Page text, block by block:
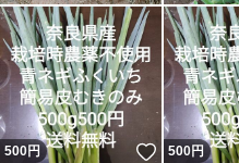
500円 いいね！
500円